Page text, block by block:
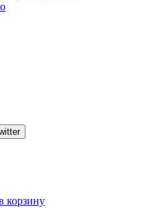
корзину